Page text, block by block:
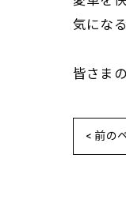
気にな
皆さま
< 前の